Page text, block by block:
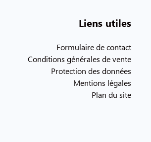
Liens utiles
Formulaire de contact
Conditions générales de vente
Protection des données
Mentions légales
Plan du site